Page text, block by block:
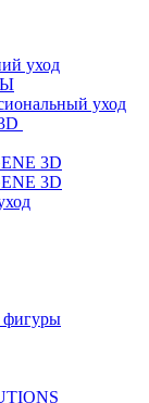
уход
уход
3D
3D
фигуры